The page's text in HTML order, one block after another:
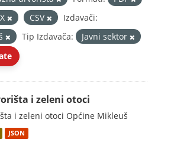
CSV
Izdavači:
Tip Izdavača:
Javni sektor
i zeleni otoci
i zeleni otoci Općine Mikleuš
JSON